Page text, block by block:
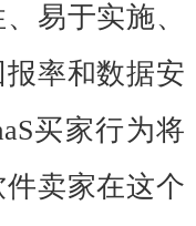
易于实施、
率和数据安
买家行为将
卖家在这个